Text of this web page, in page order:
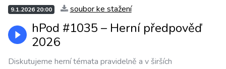
9.1.2026 20:00 soubor ke stažení
hPod #1035 – ⁠⁠⁠⁠⁠⁠Herní předpověď
2026
Diskutujeme herní témata pravidelně a v širších